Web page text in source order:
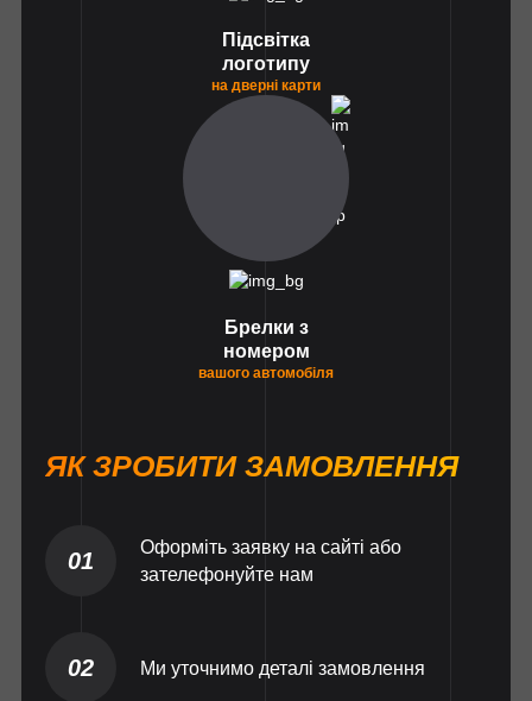
Підсвітка
логотипу
на дверні карти
Брелки з
номером
вашого автомобіля
ЯК ЗРОБИТИ ЗАМОВЛЕННЯ
01
Оформіть заявку на сайті або
зателефонуйте нам
02 Ми уточнимо деталі замовлення